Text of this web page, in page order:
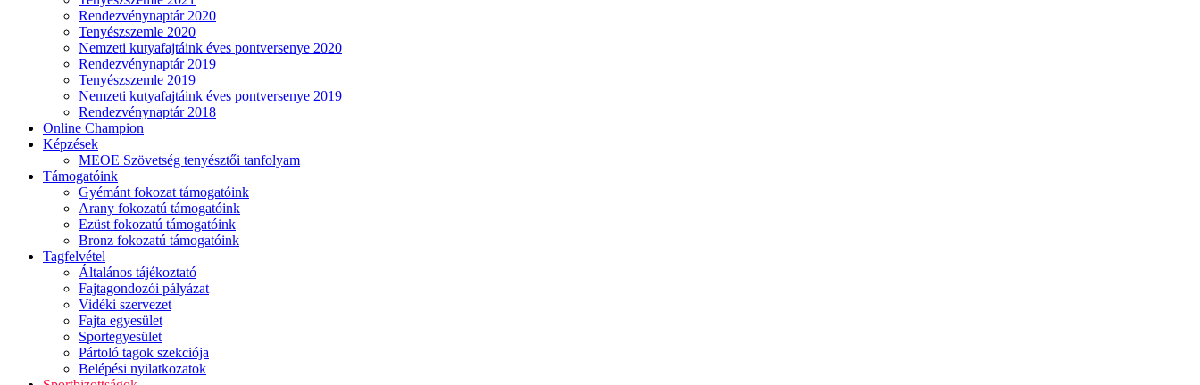
Rendezvénynaptár 2020
Tenyészszemle 2020
Nemzeti kutyafajtáink éves pontversenye 2020
Rendezvénynaptár 2019
Tenyészszemle 2019
Nemzeti kutyafajtáink éves pontversenye 2019
Rendezvénynaptár 2018
Online Champion
Képzések
MEOE Szövetség tenyésztői tanfolyam
Támogatóink
Gyémánt fokozat támogatóink
Arany fokozatú támogatóink
Ezüst fokozatú támogatóink
Bronz fokozatú támogatóink
Tagfelvétel
Általános tájékoztató
Fajtagondozói pályázat
Vidéki szervezet
Fajta egyesület
Sportegyesület
Pártoló tagok szekciója
Belépési nyilatkozatok